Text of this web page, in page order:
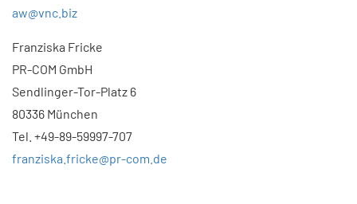
aw@vnc.biz
Franziska Fricke
PR-COM GmbH
Sendlinger-Tor-Platz 6
80336 München
Tel. +49-89-59997-707
franziska.fricke@pr-com.de